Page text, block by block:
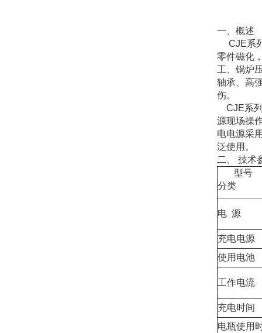
一、概述
CJE系列
零件磁化
工、锅炉
轴承、高
伤。
CJE系列
源现场操
电电源采
泛使用。
二、 技术
型号
分类
电 源
充电电源
使用电池
工作电流
充电时间
电瓶使用